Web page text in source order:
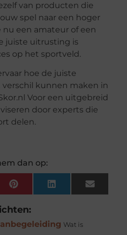
van producten die
spel naar een hoger
nu een amateur of een
juiste uitrusting is
op het sportveld.
hoe de juiste
kunnen maken in
Voor een uitgebreid
door experts die
delen.
dan op:
Pinterest LinkedIn Email
Wat is